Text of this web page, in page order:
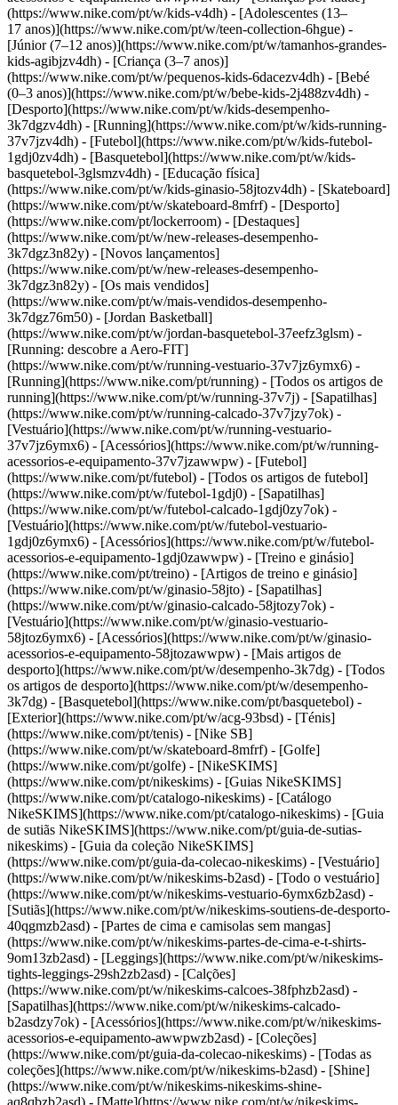
(https://www.nike.com/pt/w/kids-v4dh) - [Adolescentes (13–
17 anos)](https://www.nike.com/pt/w/teen-collection-6hgue) -
[Júnior (7–12 anos)](https://www.nike.com/pt/w/tamanhos-grandes-
kids-agibjzv4dh) - [Criança (3–7 anos)]
(https://www.nike.com/pt/w/pequenos-kids-6dacezv4dh) - [Bebé
(0–3 anos)](https://www.nike.com/pt/w/bebe-kids-2j488zv4dh) -
[Desporto](https://www.nike.com/pt/w/kids-desempenho-
3k7dgzv4dh) - [Running](https://www.nike.com/pt/w/kids-running-
37v7jzv4dh) - [Futebol](https://www.nike.com/pt/w/kids-futebol-
1gdj0zv4dh) - [Basquetebol](https://www.nike.com/pt/w/kids-
basquetebol-3glsmzv4dh) - [Educação física]
(https://www.nike.com/pt/w/kids-ginasio-58jtozv4dh) - [Skateboard]
(https://www.nike.com/pt/w/skateboard-8mfrf) - [Desporto]
(https://www.nike.com/pt/lockerroom) - [Destaques]
(https://www.nike.com/pt/w/new-releases-desempenho-
3k7dgz3n82y) - [Novos lançamentos]
(https://www.nike.com/pt/w/new-releases-desempenho-
3k7dgz3n82y) - [Os mais vendidos]
(https://www.nike.com/pt/w/mais-vendidos-desempenho-
3k7dgz76m50) - [Jordan Basketball]
(https://www.nike.com/pt/w/jordan-basquetebol-37eefz3glsm) -
[Running: descobre a Aero-FIT]
(https://www.nike.com/pt/w/running-vestuario-37v7jz6ymx6) -
[Running](https://www.nike.com/pt/running) - [Todos os artigos de
running](https://www.nike.com/pt/w/running-37v7j) - [Sapatilhas]
(https://www.nike.com/pt/w/running-calcado-37v7jzy7ok) -
[Vestuário](https://www.nike.com/pt/w/running-vestuario-
37v7jz6ymx6) - [Acessórios](https://www.nike.com/pt/w/running-
acessorios-e-equipamento-37v7jzawwpw) - [Futebol]
(https://www.nike.com/pt/futebol) - [Todos os artigos de futebol]
(https://www.nike.com/pt/w/futebol-1gdj0) - [Sapatilhas]
(https://www.nike.com/pt/w/futebol-calcado-1gdj0zy7ok) -
[Vestuário](https://www.nike.com/pt/w/futebol-vestuario-
1gdj0z6ymx6) - [Acessórios](https://www.nike.com/pt/w/futebol-
acessorios-e-equipamento-1gdj0zawwpw) - [Treino e ginásio]
(https://www.nike.com/pt/treino) - [Artigos de treino e ginásio]
(https://www.nike.com/pt/w/ginasio-58jto) - [Sapatilhas]
(https://www.nike.com/pt/w/ginasio-calcado-58jtozy7ok) -
[Vestuário](https://www.nike.com/pt/w/ginasio-vestuario-
58jtoz6ymx6) - [Acessórios](https://www.nike.com/pt/w/ginasio-
acessorios-e-equipamento-58jtozawwpw) - [Mais artigos de
desporto](https://www.nike.com/pt/w/desempenho-3k7dg) - [Todos
os artigos de desporto](https://www.nike.com/pt/w/desempenho-
3k7dg) - [Basquetebol](https://www.nike.com/pt/basquetebol) -
[Exterior](https://www.nike.com/pt/w/acg-93bsd) - [Ténis]
(https://www.nike.com/pt/tenis) - [Nike SB]
(https://www.nike.com/pt/w/skateboard-8mfrf) - [Golfe]
(https://www.nike.com/pt/golfe) - [NikeSKIMS]
(https://www.nike.com/pt/nikeskims) - [Guias NikeSKIMS]
(https://www.nike.com/pt/catalogo-nikeskims) - [Catálogo
NikeSKIMS](https://www.nike.com/pt/catalogo-nikeskims) - [Guia
de sutiãs NikeSKIMS](https://www.nike.com/pt/guia-de-sutias-
nikeskims) - [Guia da coleção NikeSKIMS]
(https://www.nike.com/pt/guia-da-colecao-nikeskims) - [Vestuário]
(https://www.nike.com/pt/w/nikeskims-b2asd) - [Todo o vestuário]
(https://www.nike.com/pt/w/nikeskims-vestuario-6ymx6zb2asd) -
[Sutiãs](https://www.nike.com/pt/w/nikeskims-soutiens-de-desporto-
40qgmzb2asd) - [Partes de cima e camisolas sem mangas]
(https://www.nike.com/pt/w/nikeskims-partes-de-cima-e-t-shirts-
9om13zb2asd) - [Leggings](https://www.nike.com/pt/w/nikeskims-
tights-leggings-29sh2zb2asd) - [Calções]
(https://www.nike.com/pt/w/nikeskims-calcoes-38fphzb2asd) -
[Sapatilhas](https://www.nike.com/pt/w/nikeskims-calcado-
b2asdzy7ok) - [Acessórios](https://www.nike.com/pt/w/nikeskims-
acessorios-e-equipamento-awwpwzb2asd) - [Coleções]
(https://www.nike.com/pt/guia-da-colecao-nikeskims) - [Todas as
coleções](https://www.nike.com/pt/w/nikeskims-b2asd) - [Shine]
(https://www.nike.com/pt/w/nikeskims-nikeskims-shine-
aq8qbzb2asd) - [Matte](https://www.nike.com/pt/w/nikeskims-